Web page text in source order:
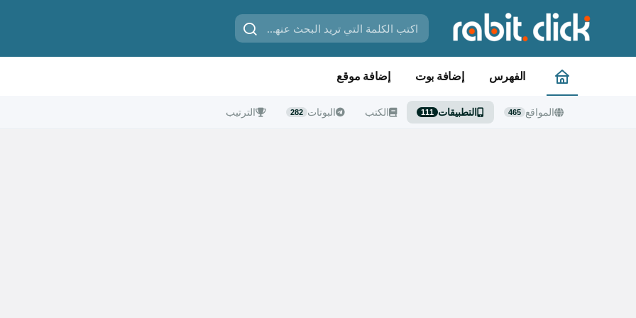
الفهرس إضافة بوت إضافة موقع
المواقع 465 التطبيقات 111 الكتب البوتات 282 الترتيب